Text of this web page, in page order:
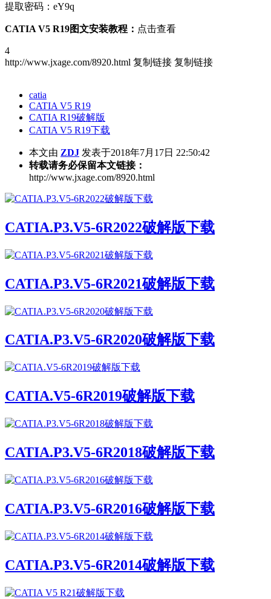
提取密码：eY9q
CATIA V5 R19图文安装教程： 点击查看
4
http://www.jxage.com/8920.html 复制链接 复制链接
catia
CATIA V5 R19
CATIA R19破解版
CATIA V5 R19下载
本文由 ZDJ 发表于2018年7月17日 22:50:42
转载请务必保留本文链接：
http://www.jxage.com/8920.html
CATIA.P3.V5-6R2022破解版下载
CATIA.P3.V5-6R2021破解版下载
CATIA.P3.V5-6R2020破解版下载
CATIA.V5-6R2019破解版下载
CATIA.P3.V5-6R2018破解版下载
CATIA.P3.V5-6R2016破解版下载
CATIA.P3.V5-6R2014破解版下载